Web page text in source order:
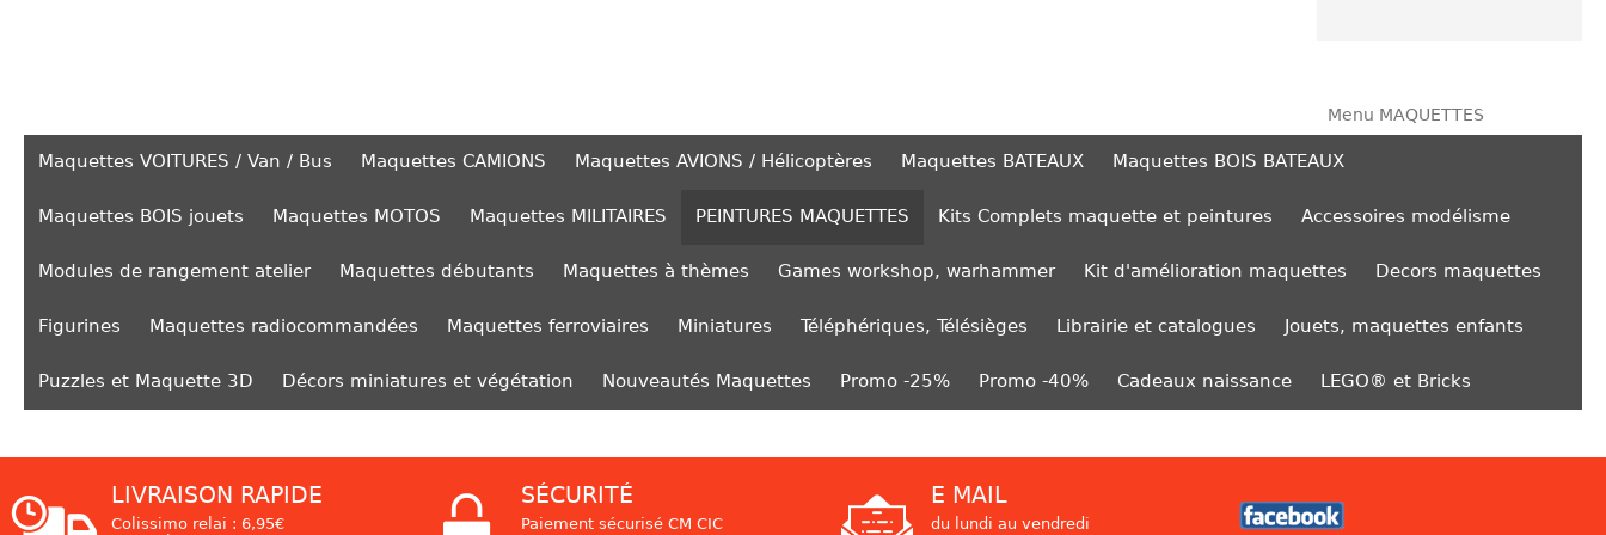
Menu MAQUETTES
Maquettes VOITURES / Van / Bus Maquettes CAMIONS Maquettes AVIONS / Hélicoptères Maquettes BATEAUX Maquettes BOIS BATEAUX
Maquettes BOIS jouets Maquettes MOTOS Maquettes MILITAIRES PEINTURES MAQUETTES Kits Complets maquette et peintures Accessoires modélisme
Modules de rangement atelier Maquettes débutants Maquettes à thèmes Games workshop, warhammer Kit d'amélioration maquettes Decors maquettes
Figurines Maquettes radiocommandées Maquettes ferroviaires Miniatures Téléphériques, Télésièges Librairie et catalogues Jouets, maquettes enfants
Puzzles et Maquette 3D Décors miniatures et végétation Nouveautés Maquettes Promo -25% Promo -40% Cadeaux naissance LEGO® et Bricks
LIVRAISON RAPIDE
Colissimo relai : 6,95€
SÉCURITÉ
Paiement sécurisé CM CIC
E MAIL
du lundi au vendredi